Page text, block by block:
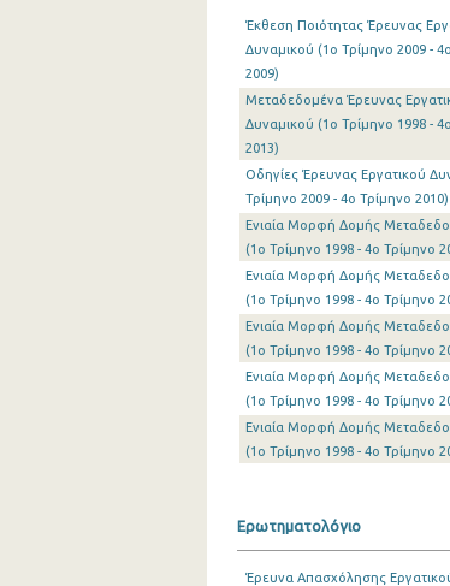
3o Τρίμηνο 2023
1o Τρίμηνο 2023
4o Τρίμηνο 2022
3o Τρίμηνο 2022
2o Τρίμηνο 2022
1o Τρίμηνο 2022
4o Τρίμηνο 2021
3o Τρίμηνο 2021
2o Τρίμηνο 2021
1o Τρίμηνο 2021
3o Τρίμηνο 2020
Έκθεση Ποιότητας Έρευνας
Δυναμικού (1o Τρίμηνο 2009 -
2009)
Μεταδεδομένα Έρευνας
Δυναμικού (1o Τρίμηνο 1998 -
2013)
Οδηγίες Έρευνας Εργατικού
Τρίμηνο 2009 - 4o Τρίμηνο 2010)
Ενιαία Μορφή Δομής
(1o Τρίμηνο 1998 - 4o Τρίμηνο
Ενιαία Μορφή Δομής
(1o Τρίμηνο 1998 - 4o Τρίμηνο
Ενιαία Μορφή Δομής
(1o Τρίμηνο 1998 - 4o Τρίμηνο
Ενιαία Μορφή Δομής
(1o Τρίμηνο 1998 - 4o Τρίμηνο
Ενιαία Μορφή Δομής
(1o Τρίμηνο 1998 - 4o Τρίμηνο
Ερωτηματολόγιο
Έρευνα Απασχόλησης